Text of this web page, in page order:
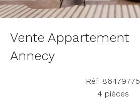
Vente Appartement
Annecy
Réf. 86479775
4 pièces